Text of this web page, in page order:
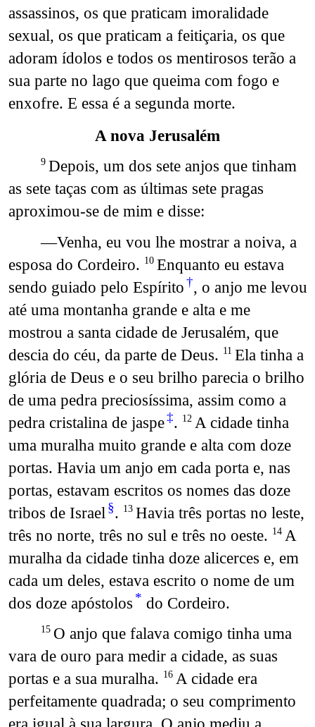
assassinos, os que praticam imoralidade
sexual, os que praticam a feitiçaria, os que
adoram ídolos e todos os mentirosos terão a
sua parte no lago que queima com fogo e
enxofre. E essa é a segunda morte.
A nova Jerusalém
9 Depois, um dos sete anjos que tinham
as sete taças com as últimas sete pragas
aproximou-se de mim e disse:
—Venha, eu vou lhe mostrar a noiva, a
esposa do Cordeiro. 10 Enquanto eu estava
sendo guiado pelo Espírito†, o anjo me levou
até uma montanha grande e alta e me
mostrou a santa cidade de Jerusalém, que
descia do céu, da parte de Deus. 11 Ela tinha a
glória de Deus e o seu brilho parecia o brilho
de uma pedra preciosíssima, assim como a
pedra cristalina de jaspe‡. 12 A cidade tinha
uma muralha muito grande e alta com doze
portas. Havia um anjo em cada porta e, nas
portas, estavam escritos os nomes das doze
tribos de Israel §. 13 Havia três portas no leste,
três no norte, três no sul e três no oeste. 14 A
muralha da cidade tinha doze alicerces e, em
cada um deles, estava escrito o nome de um
dos doze apóstolos * do Cordeiro.
15 O anjo que falava comigo tinha uma
vara de ouro para medir a cidade, as suas
portas e a sua muralha. 16 A cidade era
perfeitamente quadrada; o seu comprimento